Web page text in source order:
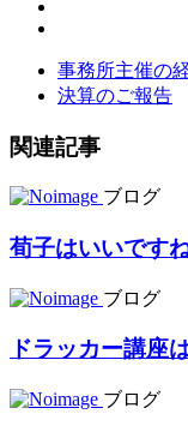
事務所主催の
決算のご報告
関連記事
ブログ
荀子はいいですね
ブログ
ドラッカー講座
ブログ